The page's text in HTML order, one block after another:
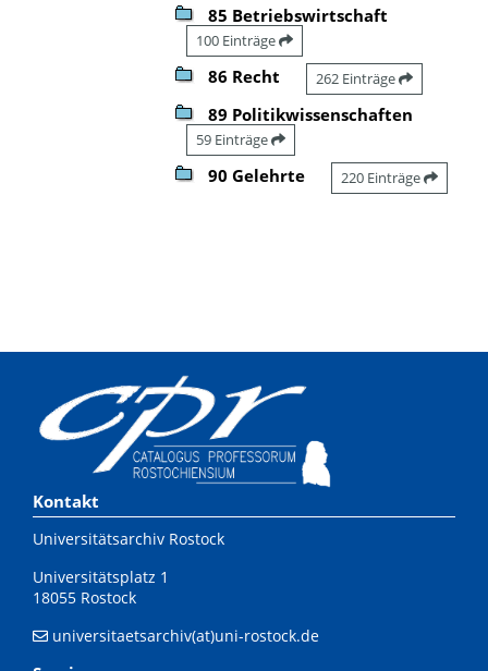
85 Betriebswirtschaft
100 Einträge
86 Recht 262 Einträge
89 Politikwissenschaften
59 Einträge
90 Gelehrte 220 Einträge
Kontakt
Universitätsarchiv Rostock
Universitätsplatz 1
18055 Rostock
universitaetsarchiv(at)uni-rostock.de